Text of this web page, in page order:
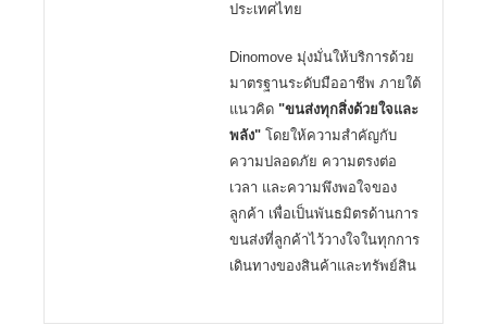
ประเทศไทย
Dinomove มุ่งมั่นให้บริการด้วย
มาตรฐานระดับมืออาชีพ ภายใต้
แนวคิด "ขนส่งทุกสิ่งด้วยใจและ
พลัง" โดยให้ความสำคัญกับ
ความปลอดภัย ความตรงต่อ
เวลา และความพึงพอใจของ
ลูกค้า เพื่อเป็นพันธมิตรด้านการ
ขนส่งที่ลูกค้าไว้วางใจในทุกการ
เดินทางของสินค้าและทรัพย์สิน